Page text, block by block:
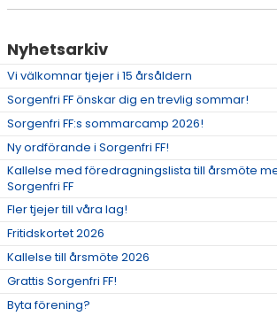
Nyhetsarkiv
Vi välkomnar tjejer i 15 årsåldern
Sorgenfri FF önskar dig en trevlig sommar!
Sorgenfri FF:s sommarcamp 2026!
Ny ordförande i Sorgenfri FF!
Kallelse med föredragningslista till årsmöte
Sorgenfri FF
Fler tjejer till våra lag!
Fritidskortet 2026
Kallelse till årsmöte 2026
Grattis Sorgenfri FF!
Byta förening?